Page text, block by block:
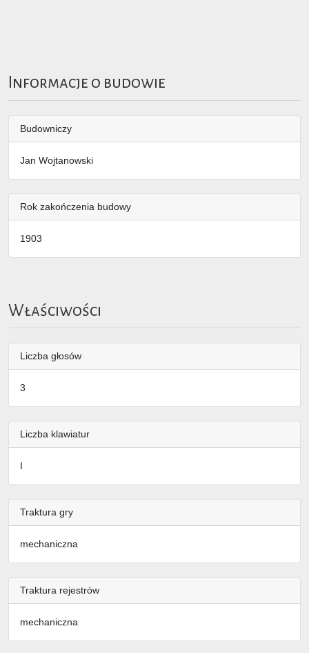
Informacje o budowie
Budowniczy
Jan Wojtanowski
Rok zakończenia budowy
1903
Właściwości
Liczba głosów
3
Liczba klawiatur
I
Traktura gry
mechaniczna
Traktura rejestrów
mechaniczna